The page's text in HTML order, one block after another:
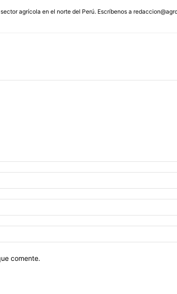
agrícola en el norte del Perú. Escríbenos a
comente.